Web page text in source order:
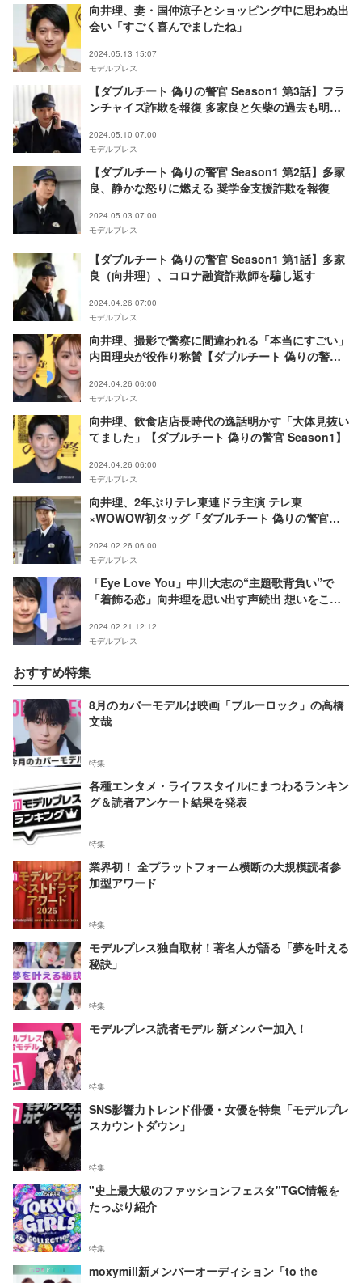
向井理、妻・国仲涼子とショッピング中に思わぬ出
会い「すごく喜んでましたね」
2024.05.13 15:07
モデルプレス
【ダブルチート 偽りの警官 Season1 第3話】フラ
ンチャイズ詐欺を報復 多家良と矢柴の過去も明ら
2024.05.10 07:00
モデルプレス
【ダブルチート 偽りの警官 Season1 第2話】多家
良、静かな怒りに燃える 奨学金支援詐欺を報復
2024.05.03 07:00
モデルプレス
【ダブルチート 偽りの警官 Season1 第1話】多家
良（向井理）、コロナ融資詐欺師を騙し返す
2024.04.26 07:00
モデルプレス
向井理、撮影で警察に間違われる「本当にすごい」
内田理央が役作り称賛【ダブルチート 偽りの警官
2024.04.26 06:00
モデルプレス
向井理、飲食店店長時代の逸話明かす「大体見抜い
てました」【ダブルチート 偽りの警官 Season1】
2024.04.26 06:00
モデルプレス
向井理、2年ぶりテレ東連ドラ主演 テレ東
×WOWOW初タッグ「ダブルチート 偽りの警官」
2024.02.26 06:00
モデルプレス
「Eye Love You」中川大志の“主題歌背負い”で
「着飾る恋」向井理を思い出す声続出 想いをこぼ
2024.02.21 12:12
モデルプレス
おすすめ特集
8月のカバーモデルは映画「ブルーロック」の高橋
文哉
特集
各種エンタメ・ライフスタイルにまつわるランキン
グ＆読者アンケート結果を発表
特集
業界初！ 全プラットフォーム横断の大規模読者参
加型アワード
特集
モデルプレス独自取材！著名人が語る「夢を叶える
秘訣」
特集
モデルプレス読者モデル 新メンバー加入！
特集
SNS影響力トレンド俳優・女優を特集「モデルプレ
スカウントダウン」
特集
"史上最大級のファッションフェスタ"TGC情報を
たっぷり紹介
特集
moxymill新メンバーオーディション「to the